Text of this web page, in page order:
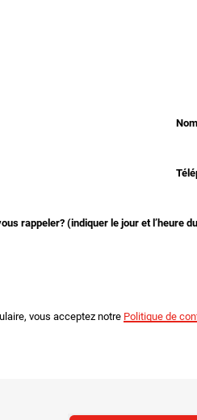
Nom
rappeler? (indiquer le jour et l’heure
vous acceptez notre Politique de